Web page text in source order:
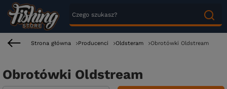
Strona główna Producenci Oldsteram Obrotówki Oldstream
Obrotówki Oldstream